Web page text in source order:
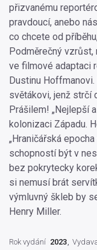
přizvanému
pravdoucí, anebo
co chcete od
Podměrečný vzrůst,
ve filmové adaptaci
Dustinu
světákovi, jenž strčí
Prášilem! „Nejlepší
kolonizaci Západu.
„Hraničářská
schopností být v
bez pokrytecky
si nemusí brát
výmluvný škleb by
Henry Miller.
Rok vydání 2023